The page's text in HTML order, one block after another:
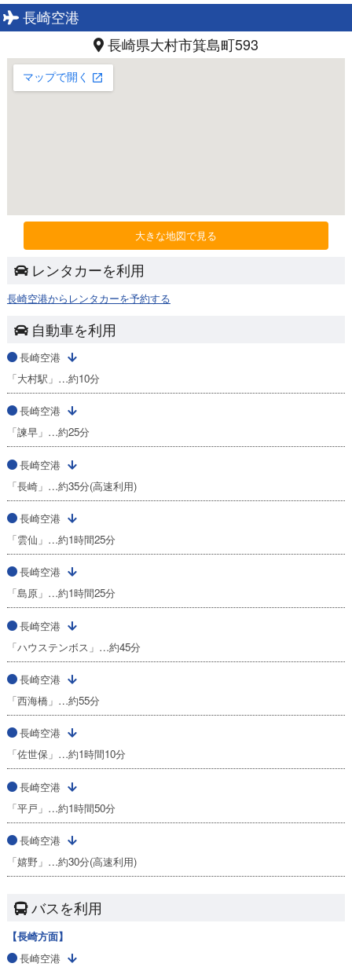
長崎空港
長崎県大村市箕島町593
大きな地図で見る
レンタカーを利用
長崎空港からレンタカーを予約する
自動車を利用
長崎空港
「大村駅」…約10分
長崎空港
「諫早」…約25分
長崎空港
「長崎」…約35分(高速利用)
長崎空港
「雲仙」…約1時間25分
長崎空港
「島原」…約1時間25分
長崎空港
「ハウステンボス」…約45分
長崎空港
「西海橋」…約55分
長崎空港
「佐世保」…約1時間10分
長崎空港
「平戸」…約1時間50分
長崎空港
「嬉野」…約30分(高速利用)
バスを利用
【長崎方面】
長崎空港